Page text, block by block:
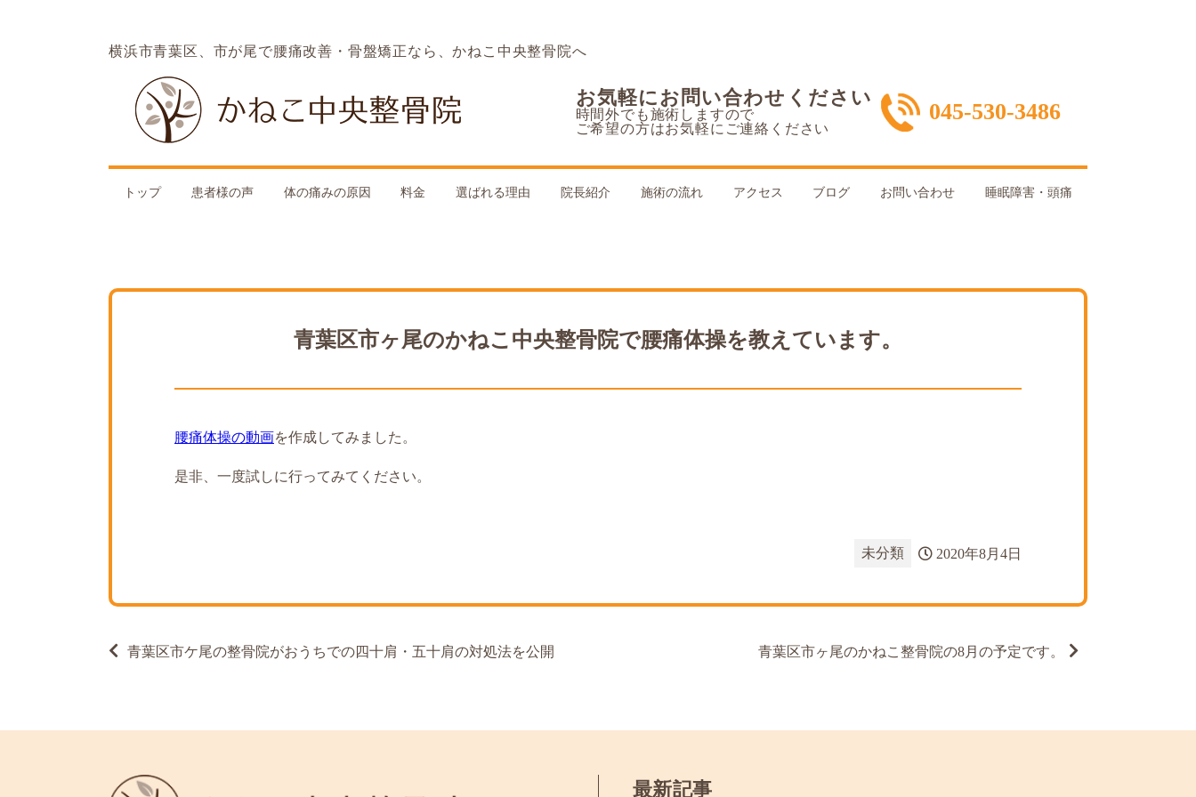
横浜市青葉区、市が尾で腰痛改善・骨盤矯正なら、かねこ中央整骨院へ
お気軽にお問い合わせください
時間外でも施術しますので
ご希望の方はお気軽にご連絡ください
045-530-3486
トップ 患者様の声 体の痛みの原因 料金 選ばれる理由 院長紹介 施術の流れ アクセス ブログ お問い合わせ 睡眠障害・頭痛
青葉区市ヶ尾のかねこ中央整骨院で腰痛体操を教えています。
腰痛体操の動画を作成してみました。
是非、一度試しに行ってみてください。
未分類 2020年8月4日
投
稿
シ
青葉区市ケ尾の整骨院がおうちでの四十肩・五十肩の対処法を公開 青葉区市ヶ尾のかねこ整骨院の8月の予定です。
最新記事